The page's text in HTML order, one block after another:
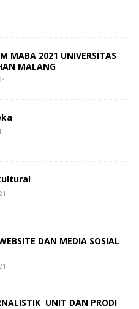
MABA 2021 UNIVERSITAS
MALANG
DAN MEDIA SOSIAL
UNIT DAN PRODI